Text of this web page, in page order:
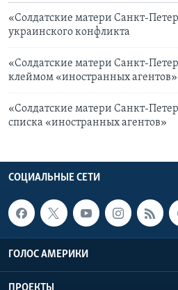
«Солдатские матери Санкт-
украинского конфликта
«Солдатские матери Санкт-
клеймом «иностранных агентов»
«Солдатские матери Санкт-
списка «иностранных агентов»
СОЦИАЛЬНЫЕ СЕТИ
ГОЛОС АМЕРИКИ
ПРОЕКТЫ